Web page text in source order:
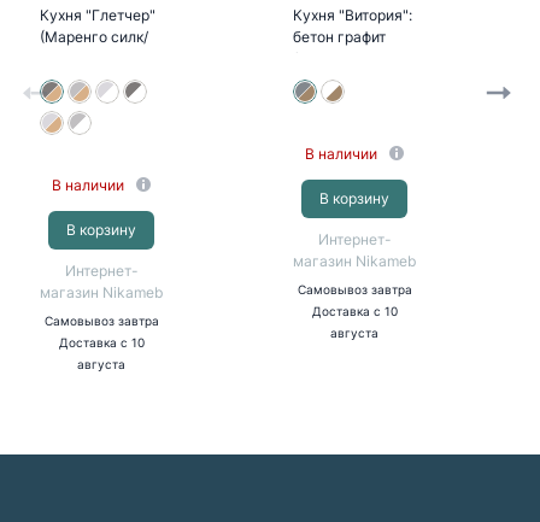
Кухня "Глетчер"
(Маренго силк/
золотой)
В наличии
В корзину
Интернет-
магазин Nikameb
Самовывоз завтра
Доставка с 10
августа
Кухня "Витория":
бетон графит
(корпус дуб
крафт золотой)
В наличии
В корзину
Интернет-
магазин Nikameb
Самовывоз завтра
Доставка с 10
августа